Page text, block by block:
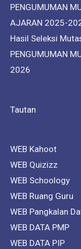
PENGUMUMAN
AJARAN 2025-
Hasil Seleksi
PENGUMUMAN
2026
Tautan
WEB Kahoot
WEB Quizizz
WEB Schoology
WEB Ruang Guru
WEB Pangkalan
WEB DATA PMP
WEB DATA PIP